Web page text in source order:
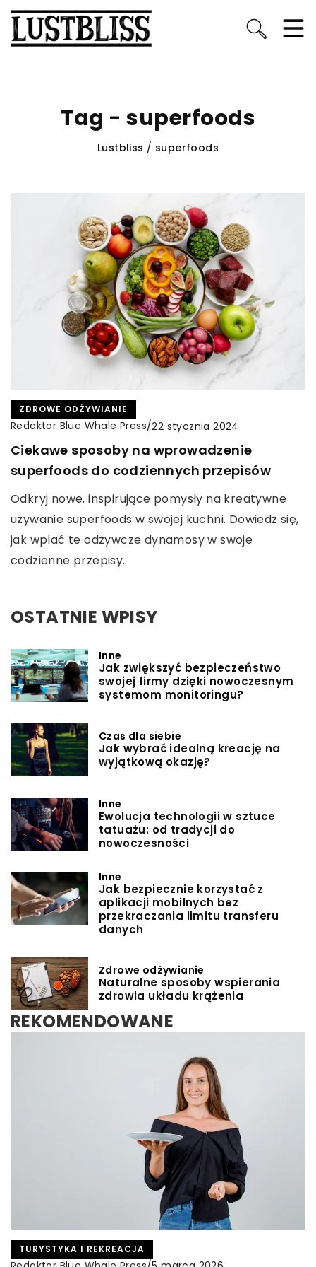
Tag - superfoods
Lustbliss / superfoods
ZDROWE ODŻYWIANIE
Redaktor Blue Whale Press/22 stycznia 2024
Ciekawe sposoby na wprowadzenie
superfoods do codziennych przepisów
Odkryj nowe, inspirujące pomysły na kreatywne
używanie superfoods w swojej kuchni. Dowiedz się,
jak wplać te odżywcze dynamosy w swoje
codzienne przepisy.
OSTATNIE WPISY
Inne
Jak zwiększyć bezpieczeństwo
swojej firmy dzięki nowoczesnym
systemom monitoringu?
Czas dla siebie
Jak wybrać idealną kreację na
wyjątkową okazję?
Inne
Ewolucja technologii w sztuce
tatuażu: od tradycji do
nowoczesności
Inne
Jak bezpiecznie korzystać z
aplikacji mobilnych bez
przekraczania limitu transferu
danych
Zdrowe odżywianie
Naturalne sposoby wspierania
zdrowia układu krążenia
REKOMENDOWANE
TURYSTYKA I REKREACJA
INNE